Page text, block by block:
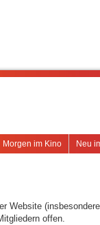
Neu
Morgen im Kino
Website
offen.